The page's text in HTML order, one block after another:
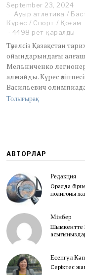
September 23, 2024
Ауыр атлетика /
Күрес / Спорт / Қоғам
4498 рет қаралды
Тәуелсіз Қазақстан
ойындарындағы
Мельниченко
алмайды. Күрес
Васильевич
Толығырақ
АВТОРЛАР
Редакция
Оралда
полигоны
Мінбер
Шымкентте
Есенгүл
Серіктес